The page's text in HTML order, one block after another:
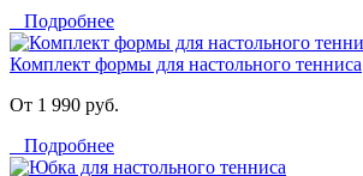
Подробнее
Комплект формы для настольного тенниса
От 1 990 руб.
Подробнее